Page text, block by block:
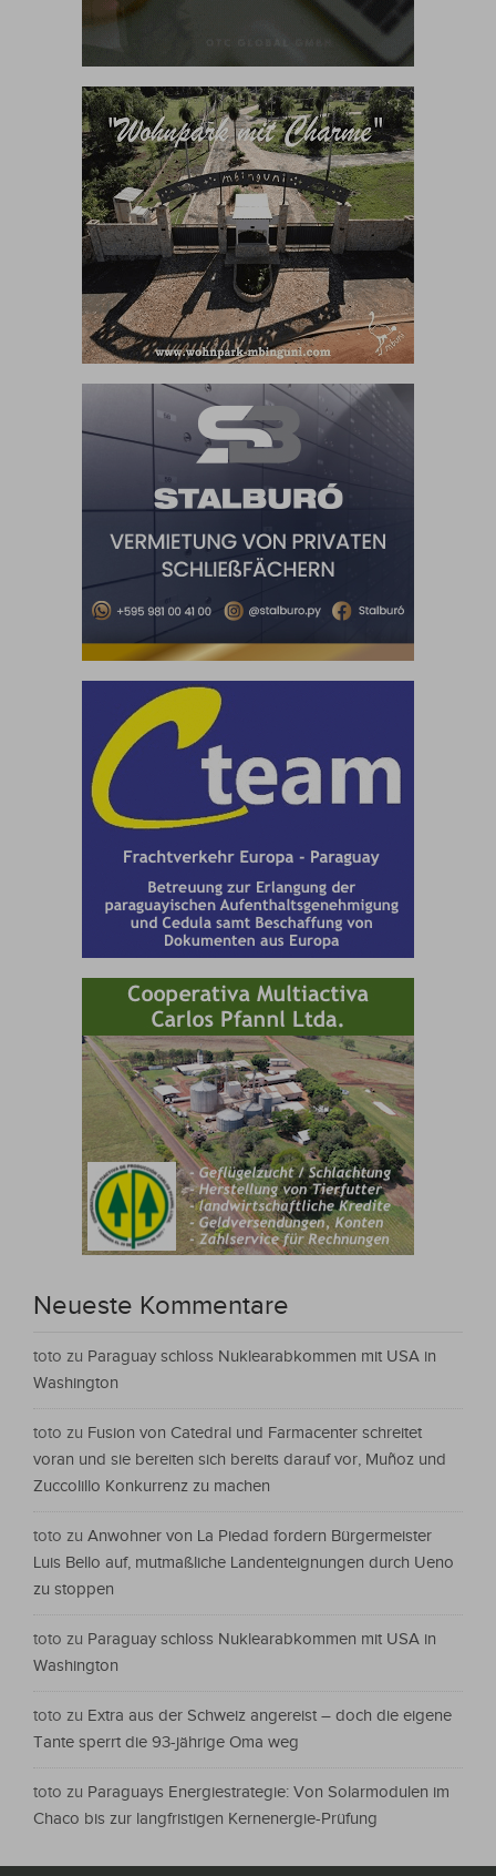
Neueste Kommentare
toto zu Paraguay schloss Nuklearabkommen mit USA in
Washington
toto zu Fusion von Catedral und Farmacenter schreitet
voran und sie bereiten sich bereits darauf vor, Muñoz und
Zuccolillo Konkurrenz zu machen
toto zu Anwohner von La Piedad fordern Bürgermeister
Luis Bello auf, mutmaßliche Landenteignungen durch Ueno
zu stoppen
toto zu Paraguay schloss Nuklearabkommen mit USA in
Washington
toto zu Extra aus der Schweiz angereist – doch die eigene
Tante sperrt die 93-jährige Oma weg
toto zu Paraguays Energiestrategie: Von Solarmodulen im
Chaco bis zur langfristigen Kernenergie-Prüfung